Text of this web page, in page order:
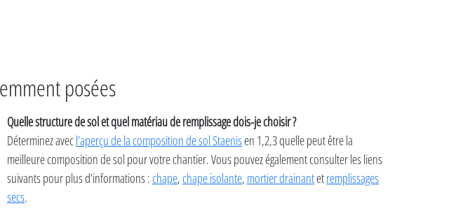
posées
Quelle structure de sol et quel matériau de remplissage dois-je choisir ?
Déterminez avecl’aperçu de la composition de sol Staenisen 1,2,3 quelle peut être la
meilleure composition de sol pour votre chantier. Vous pouvez également consulter les liens
suivants pour plus d’informations :chape,chape isolante, mortier drainantetremplissages
secs.